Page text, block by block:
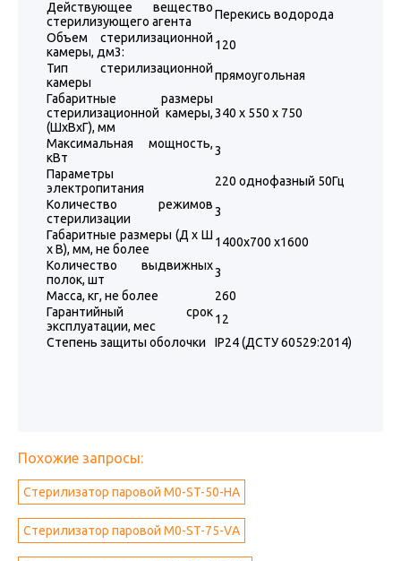
Действующее вещество
стерилизующего агента
Перекись водорода
Объем стерилизационной
камеры, дм3:
120
Тип стерилизационной
камеры
прямоугольная
Габаритные размеры
стерилизационной камеры,
(ШхВхГ), мм
340 х 550 х 750
Максимальная мощность,
кВт
3
Параметры
электропитания
220 однофазный 50Гц
Количество режимов
стерилизации
3
Габаритные размеры (Д х Ш
х В), мм, не более
1400х700 х1600
Количество выдвижных
полок, шт
3
Масса, кг, не более
260
Гарантийный срок
эксплуатации, мес
12
Степень защиты оболочки
IP24 (ДСТУ 60529:2014)
Похожие запросы:
Стерилизатор паровой M0-ST-50-НА
Стерилизатор паровой M0-ST-75-VА